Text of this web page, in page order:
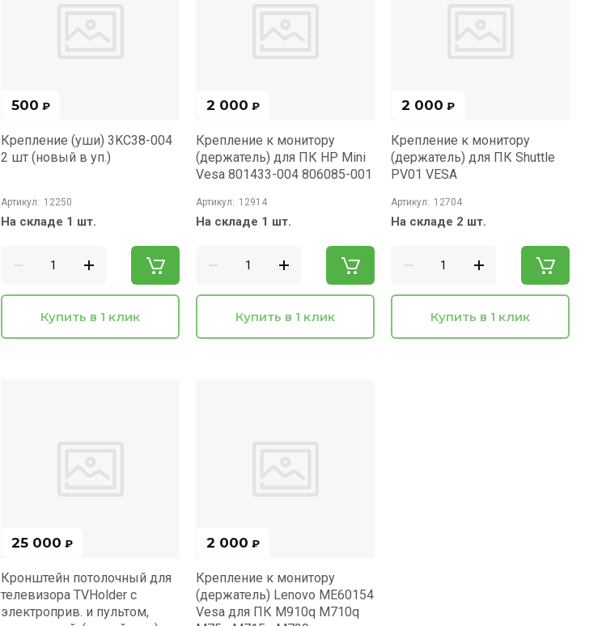
500 ₽
Крепление (уши) 3KC38-004
2 шт (новый в уп.)
Артикул: 12250
На складе 1 шт.
Купить в 1 клик
2 000 ₽
Крепление к монитору
(держатель) для ПК HP Mini
Vesa 801433-004 806085-001
Артикул: 12914
На складе 1 шт.
Купить в 1 клик
2 000 ₽
Крепление к монитору
(держатель) для ПК Shuttle
PV01 VESA
Артикул: 12704
На складе 2 шт.
Купить в 1 клик
25 000 ₽
Кронштейн потолочный для
телевизора TVHolder с
электроприв. и пультом,
2 000 ₽
Крепление к монитору
(держатель) Lenovo ME60154
Vesa для ПК M910q M710q